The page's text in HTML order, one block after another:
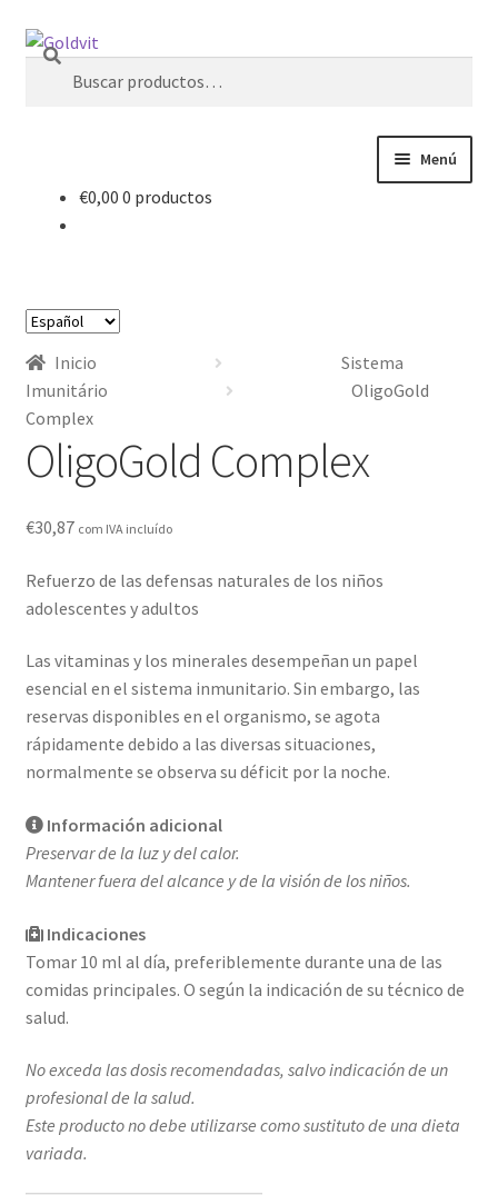
Ir
Ir
Buscar
Buscar
Menú
Cart
Contactos
Finalizar compra
Noticias
Política de privacidad
€0,00 0 productos
Elegir
idiomaInicio
Sistema
Imunitário
OligoGold
Complex
OligoGold Complex
€30,87 com IVA incluído
Refuerzo de las defensas naturales de los niños
adolescentes y adultos
Las vitaminas y los minerales desempeñan un papel
esencial en el sistema inmunitario. Sin embargo, las
reservas disponibles en el organismo, se agota
rápidamente debido a las diversas situaciones,
normalmente se observa su déficit por la noche.
Información adicional
Preservar de la luz y del calor.
Mantener fuera del alcance y de la visión de los niños.
Indicaciones
Tomar 10 ml al día, preferiblemente durante una de las
comidas principales. O según la indicación de su técnico de
salud.
No exceda las dosis recomendadas, salvo indicación de un
profesional de la salud.
Este producto no debe utilizarse como sustituto de una dieta
variada.